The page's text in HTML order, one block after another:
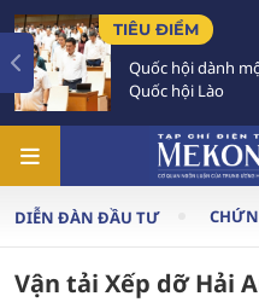
phút mặc niệm Chủ tịch
DIỄN ĐÀN ĐẦU TƯ
Vận tải Xếp dỡ Hải